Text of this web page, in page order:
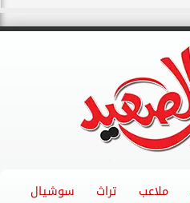
ملاعب تراث سوشيال